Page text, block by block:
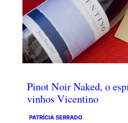
Pinot Noir Naked, o
vinhos Vicentino
PATRÍCIA SERRADO